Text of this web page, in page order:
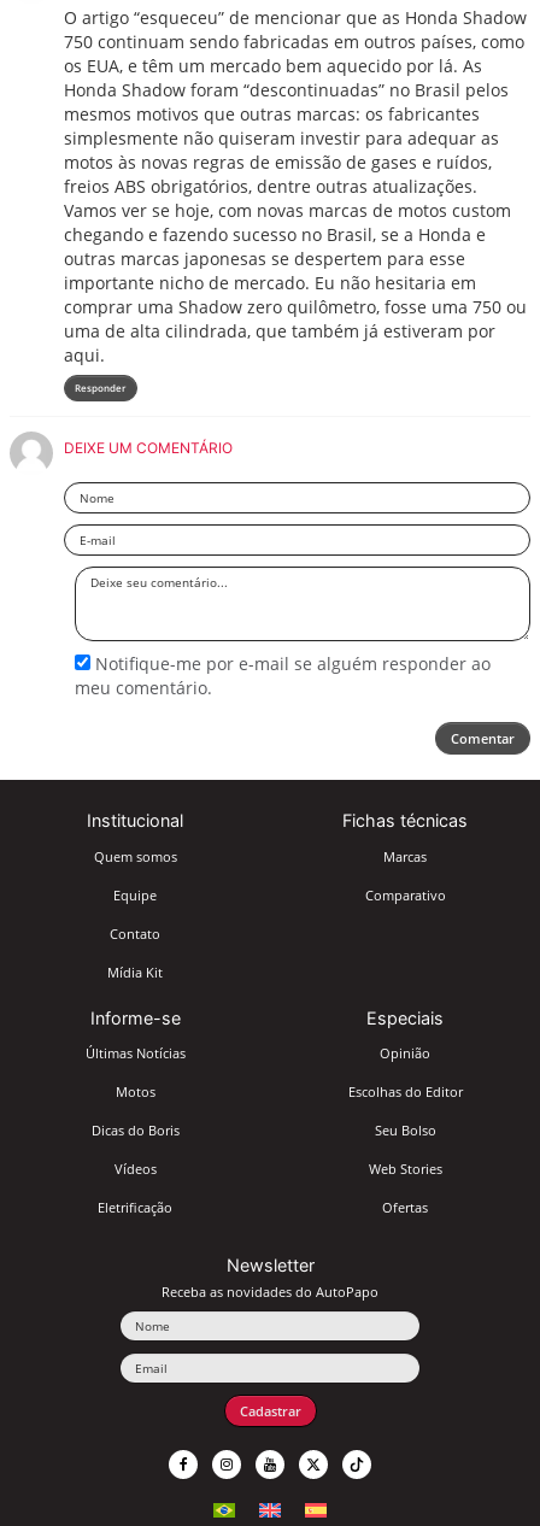
O artigo “esqueceu” de mencionar que as Honda Shadow
750 continuam sendo fabricadas em outros países, como
os EUA, e têm um mercado bem aquecido por lá. As
Honda Shadow foram “descontinuadas” no Brasil pelos
mesmos motivos que outras marcas: os fabricantes
simplesmente não quiseram investir para adequar as
motos às novas regras de emissão de gases e ruídos,
freios ABS obrigatórios, dentre outras atualizações.
Vamos ver se hoje, com novas marcas de motos custom
chegando e fazendo sucesso no Brasil, se a Honda e
outras marcas japonesas se despertem para esse
importante nicho de mercado. Eu não hesitaria em
comprar uma Shadow zero quilômetro, fosse uma 750 ou
uma de alta cilindrada, que também já estiveram por
aqui.
Responder
DEIXE UM COMENTÁRIO
Nome
Email
Deixe
Notifique-me por e-mail se alguém responder ao
meu comentário.
Comentar
Institucional
Quem somos
Equipe
Contato
Mídia Kit
Fichas técnicas
Marcas
Comparativo
Informe-se
Últimas Notícias
Motos
Dicas do Boris
Vídeos
Eletrificação
Especiais
Opinião
Escolhas do Editor
Seu Bolso
Web Stories
Ofertas
Newsletter
Receba as novidades do AutoPapo
Cadastrar